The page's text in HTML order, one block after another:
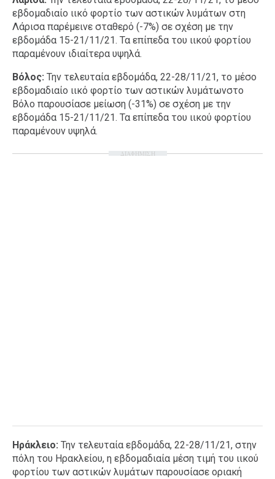
εβδομαδιαίο ιικό φορτίο των αστικών λυμάτων στη
Λάρισα παρέμεινε σταθερό (-7%) σε σχέση με την
εβδομάδα 15-21/11/21. Τα επίπεδα του ιικού φορτίου
παραμένουν ιδιαίτερα υψηλά.
Βόλος: Την τελευταία εβδομάδα, 22-28/11/21, το μέσο
εβδομαδιαίο ιικό φορτίο των αστικών λυμάτωνστο
Βόλο παρουσίασε μείωση (-31%) σε σχέση με την
εβδομάδα 15-21/11/21. Τα επίπεδα του ιικού φορτίου
παραμένουν υψηλά.
ΔΙΑΦΗΜΙΣΗ
Ηράκλειο: Την τελευταία εβδομάδα, 22-28/11/21, στην
πόλη του Ηρακλείου, η εβδομαδιαία μέση τιμή του ιικού
φορτίου των αστικών λυμάτων παρουσίασε οριακή